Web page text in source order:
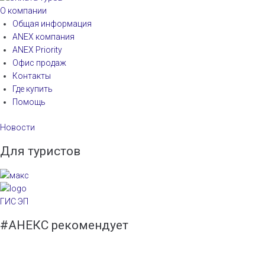
О компании
Общая информация
ANEX компания
ANEX Priority
Офис продаж
Контакты
Где купить
Помощь
Новости
Для туристов
ГИС ЭП
#АНЕКС рекомендует